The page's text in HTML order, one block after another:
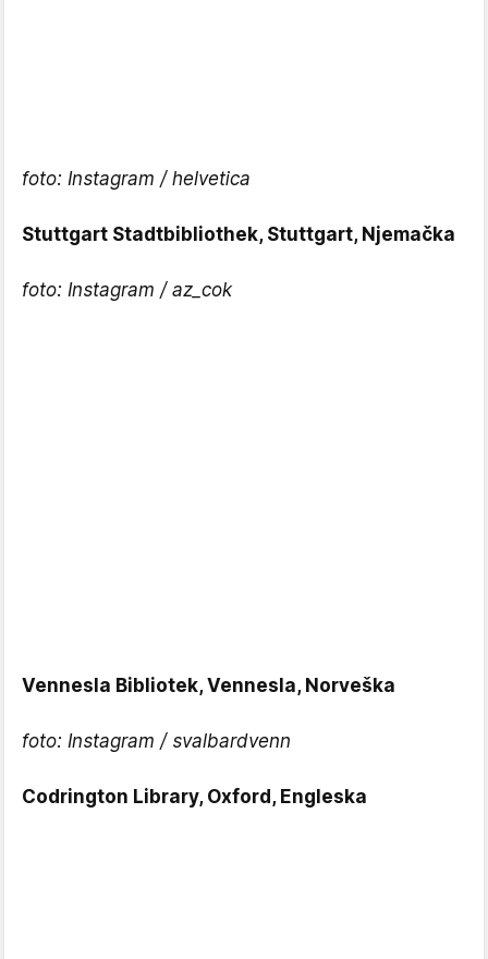
foto: Instagram / helvetica
Stuttgart Stadtbibliothek, Stuttgart, Njemačka
foto: Instagram / az_cok
Vennesla Bibliotek, Vennesla, Norveška
foto: Instagram / svalbardvenn
Codrington Library, Oxford, Engleska